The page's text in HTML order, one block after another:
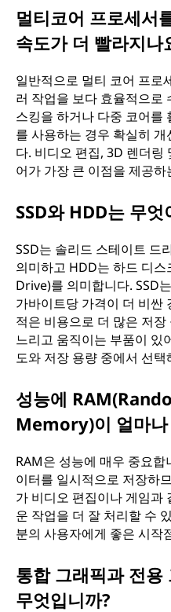
멀티코어 프로세서
속도가 더 빨라지나
일반적으로 멀티 코어 프로
러 작업을 보다 효율적으로
스킹을 하거나 다중 코어를
를 사용하는 경우 확실히
다. 비디오 편집, 3D 렌더링
어가 가장 큰 이점을 제공
SSD와 HDD는 무
SSD는 솔리드 스테이트 드
의미하고 HDD는 하드 디
Drive)를 의미합니다. SSD
가바이트당 가격이 더 비싼
적은 비용으로 더 많은 저
느리고 움직이는 부품이 있
도와 저장 용량 중에서 선
성능에
Memory)이 얼마나
RAM은 성능에 매우 중요
이터를 일시적으로 저장하
가 비디오 편집이나 게임과
운 작업을 더 잘 처리할 수
분의 사용자에게 좋은 시작
통합 그래픽과 전
무엇입니까?